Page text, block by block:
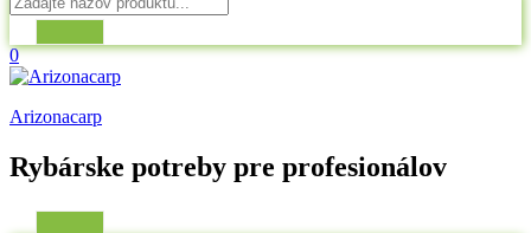
0
Arizonacarp
Rybárske potreby pre profesionálov